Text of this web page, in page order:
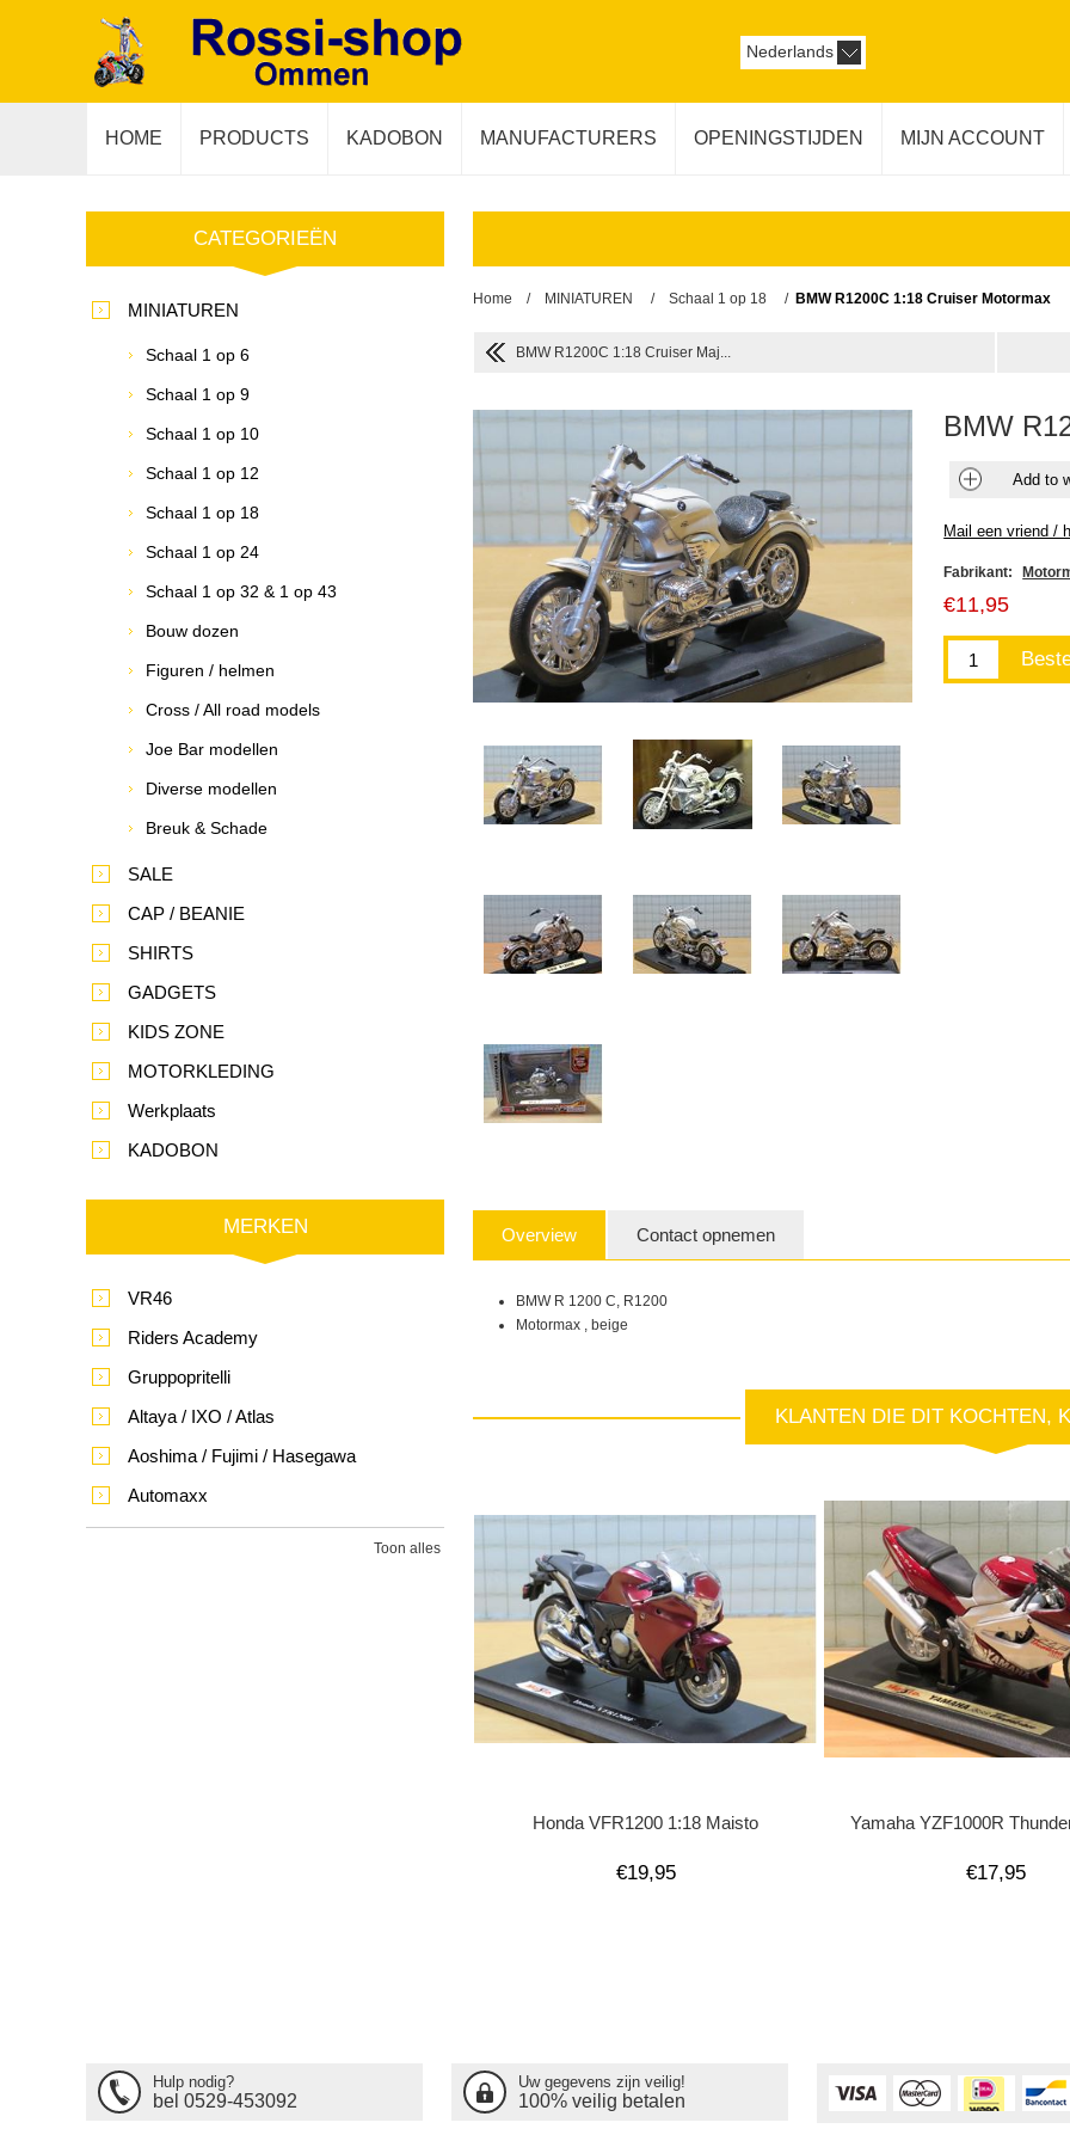
Nederlands
HOME PRODUCTS KADOBON MANUFACTURERS OPENINGSTIJDEN MIJN ACCOUNT
Home / MINIATUREN / Schaal 1 op 18 / BMW R1200C 1:18 Cruiser Motormax
BMW R1200C 1:18 Cruiser Maj...
BMW
Fabrikant:
€11,95
Overview Contact opnemen
BMW R 1200 C, R1200
Motormax , beige
KLANTEN DIE DIT KOCHTEN,
Honda VFR1200 1:18 Maisto
€19,95
Yamaha YZF1000R
€17,95
CATEGORIEËN
MINIATUREN
Schaal 1 op 6
Schaal 1 op 9
Schaal 1 op 10
Schaal 1 op 12
Schaal 1 op 18
Schaal 1 op 24
Schaal 1 op 32 & 1 op 43
Bouw dozen
Figuren / helmen
Cross / All road models
Joe Bar modellen
Diverse modellen
Breuk & Schade
SALE
CAP / BEANIE
SHIRTS
GADGETS
KIDS ZONE
MOTORKLEDING
Werkplaats
KADOBON
MERKEN
VR46
Riders Academy
Gruppopritelli
Altaya / IXO / Atlas
Aoshima / Fujimi / Hasegawa
Automaxx
Toon alles
Hulp nodig?
bel 0529-453092
Uw gegevens zijn veilig!
100% veilig betalen